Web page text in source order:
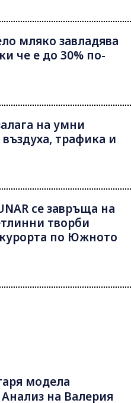
мляко завладява
че е до 30% по-
на умни
трафика и
се завръща на
творби
по Южното
модела
Анализ на Валерия